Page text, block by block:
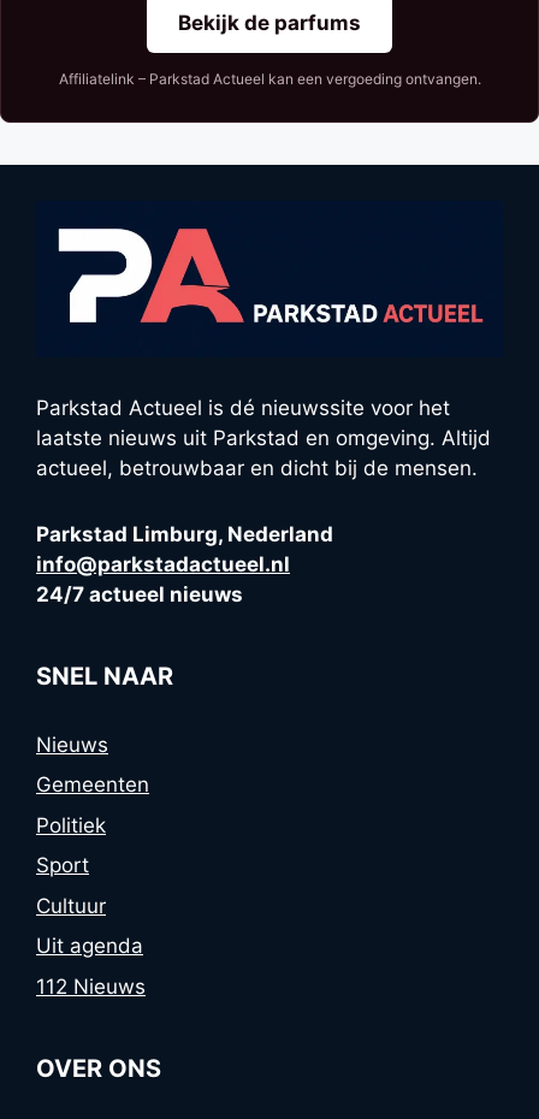
Bekijk de parfums
Affiliatelink – Parkstad Actueel kan een vergoeding ontvangen.
Parkstad Actueel is dé nieuwssite voor het
laatste nieuws uit Parkstad en omgeving. Altijd
actueel, betrouwbaar en dicht bij de mensen.
Parkstad Limburg, Nederland
info@parkstadactueel.nl
24/7 actueel nieuws
SNEL NAAR
Nieuws
Gemeenten
Politiek
Sport
Cultuur
Uit agenda
112 Nieuws
OVER ONS